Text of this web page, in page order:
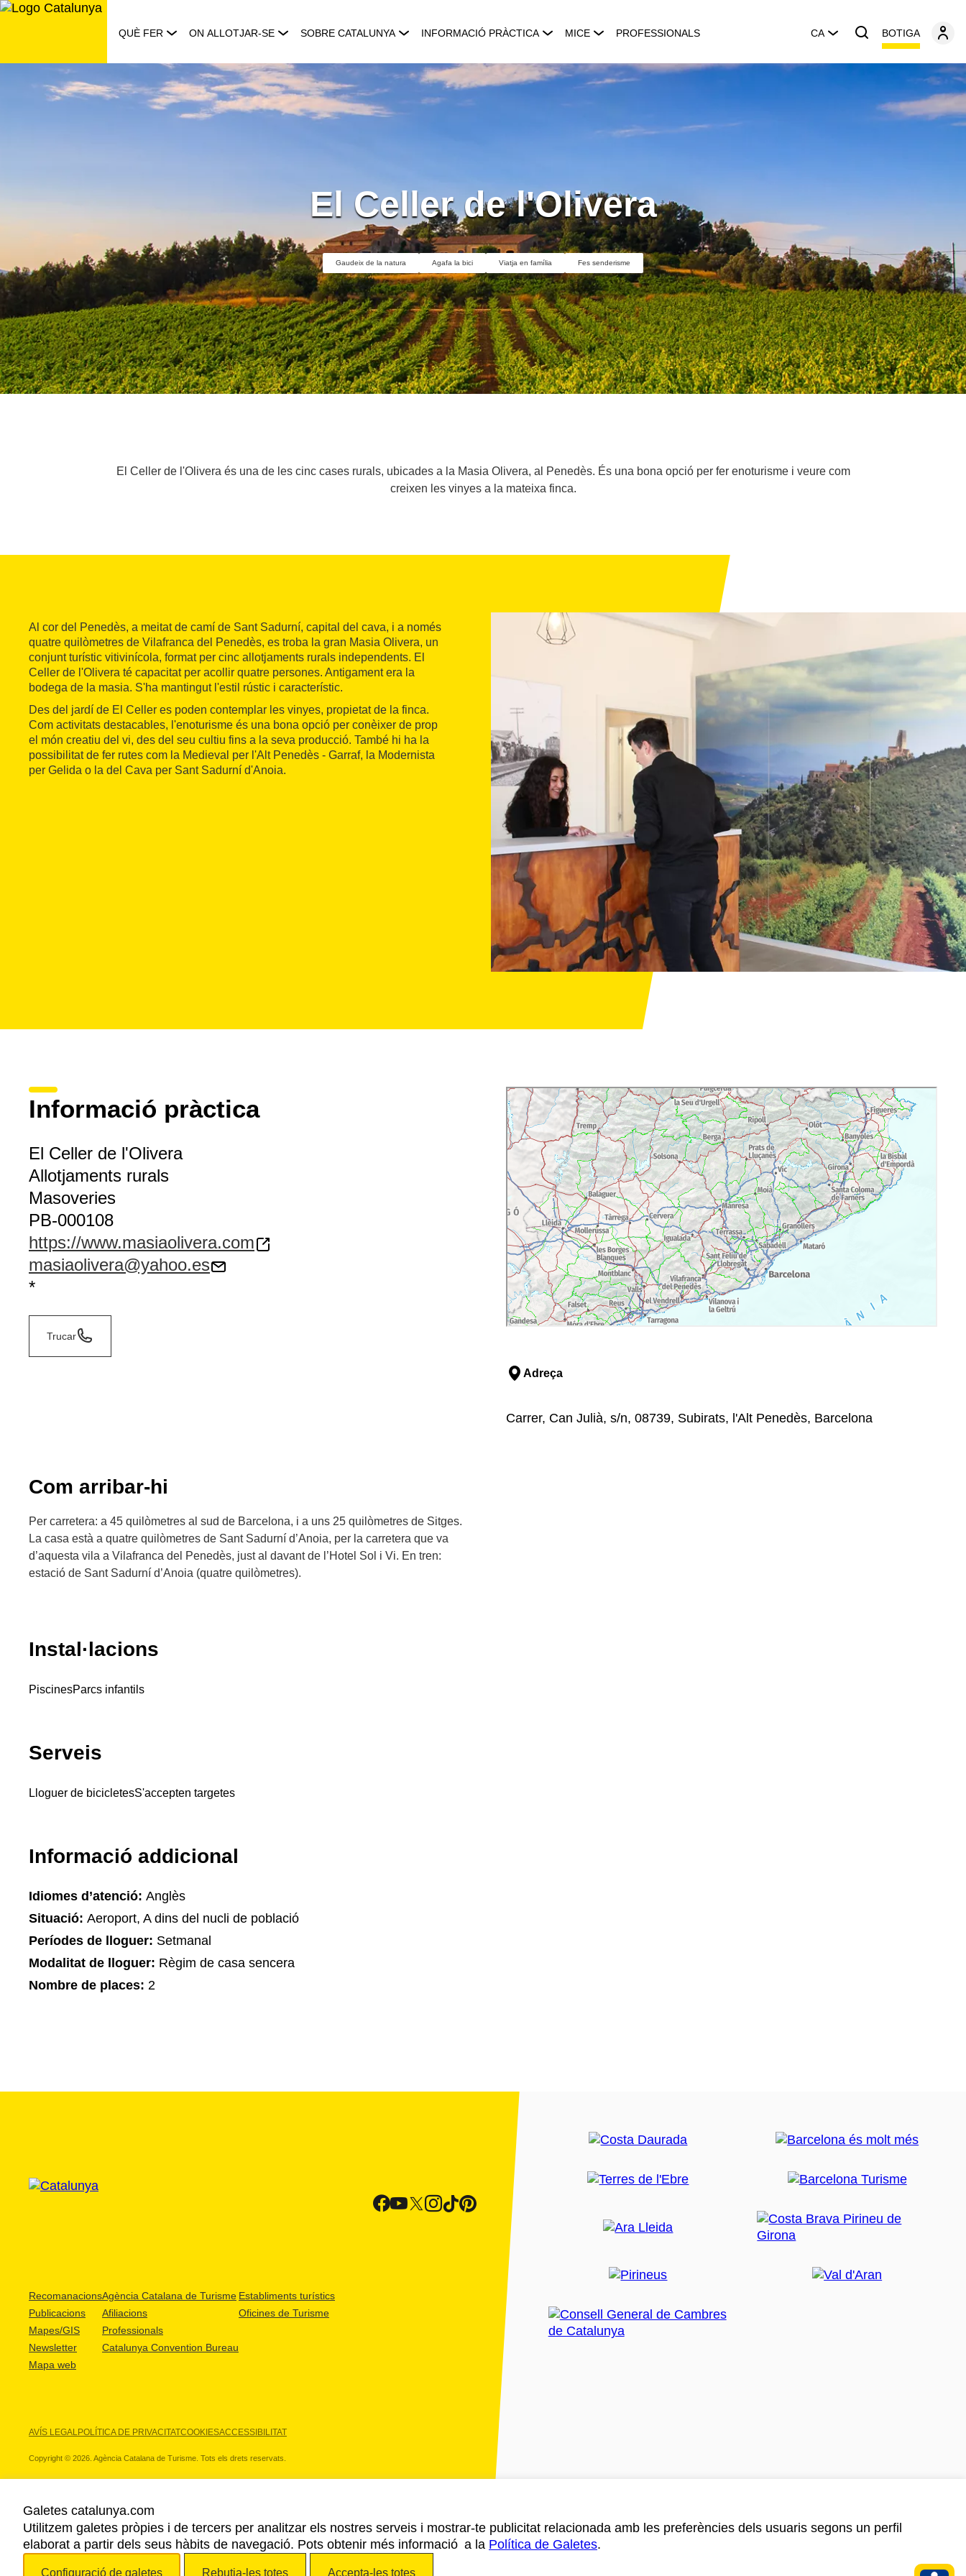
Saltar
QUÈ FER ON ALLOTJAR-SE SOBRE CATALUNYA INFORMACIÓ PRÀCTICA MICE PROFESSIONALS CA BOTIGA
El Celler de l'Olivera
Gaudeix de la natura Agafa la bici Viatja en família Fes senderisme
El Celler de l'Olivera és una de les cinc cases rurals, ubicades a la Masia Olivera, al Penedès. És una bona opció per fer enoturisme i veure com
creixen les vinyes a la mateixa finca.
Al cor del Penedès, a meitat de camí de Sant Sadurní, capital del cava, i a només
quatre quilòmetres de Vilafranca del Penedès, es troba la gran Masia Olivera, un
conjunt turístic vitivinícola, format per cinc allotjaments rurals independents. El
Celler de l'Olivera té capacitat per acollir quatre persones. Antigament era la
bodega de la masia. S'ha mantingut l'estil rústic i característic.
Des del jardí de El Celler es poden contemplar les vinyes, propietat de la finca.
Com activitats destacables, l'enoturisme és una bona opció per conèixer de prop
el món creatiu del vi, des del seu cultiu fins a la seva producció. També hi ha la
possibilitat de fer rutes com la Medieval per l'Alt Penedès - Garraf, la Modernista
per Gelida o la del Cava per Sant Sadurní d'Anoia.
Informació pràctica
El Celler de l'Olivera
Allotjaments rurals
Masoveries
PB-000108
https://www.masiaolivera.com
masiaolivera@yahoo.es
*
Trucar
Adreça
Carrer, Can Julià, s/n, 08739, Subirats, l'Alt Penedès, Barcelona
Com arribar-hi
Per carretera: a 45 quilòmetres al sud de Barcelona, i a uns 25 quilòmetres de Sitges.
La casa està a quatre quilòmetres de Sant Sadurní d’Anoia, per la carretera que va
d’aquesta vila a Vilafranca del Penedès, just al davant de l’Hotel Sol i Vi. En tren:
estació de Sant Sadurní d’Anoia (quatre quilòmetres).
Instal·lacions
PiscinesParcs infantils
Serveis
Lloguer de bicicletesS'accepten targetes
Informació addicional
Idiomes d’atenció: Anglès
Situació: Aeroport, A dins del nucli de població
Períodes de lloguer: Setmanal
Modalitat de lloguer: Règim de casa sencera
Nombre de places: 2
Recomanacions
Publicacions
Mapes/GIS
Newsletter
Mapa web
Agència Catalana de Turisme
Afiliacions
Professionals
Catalunya Convention Bureau
Establiments turístics
Oficines de Turisme
AVÍS LEGALPOLÍTICA DE PRIVACITATCOOKIESACCESSIBILITAT
Copyright © 2026. Agència Catalana de Turisme. Tots els drets reservats.
ELS NOSTRES PARTNERS
Galetes catalunya.com
Utilitzem galetes pròpies i de tercers per analitzar els nostres serveis i mostrar-te publicitat relacionada amb les preferències dels usuaris segons un perfil
elaborat a partir dels seus hàbits de navegació. Pots obtenir més informació a la Política de Galetes.
Configuració de galetes Rebutja-les totes Accepta-les totes